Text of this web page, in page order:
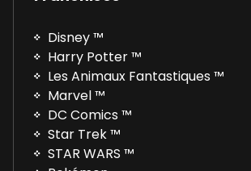
Disney ™
Harry Potter ™
Les Animaux Fantastiques ™
Marvel ™
DC Comics ™
Star Trek ™
STAR WARS ™